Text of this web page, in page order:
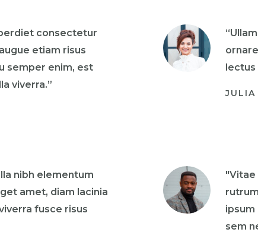
consectetur
etiam risus
semper enim, est
viverra.”
lectus
JULIA
nibh elementum
amet, diam lacinia
fusce risus
"Vitae
ipsum
sem